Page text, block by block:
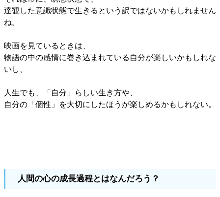
達観した意識状態で生きるという訳ではないかもしれません
ね。
映画を見ているときは、
物語の中の感情に巻き込まれている自分が楽しいかもしれな
いし、
人生でも、「自分」らしい生き方や、
自分の「個性」を大切にしたほうが楽しめるかもしれない。
人間の心の成長過程とはなんだろう？